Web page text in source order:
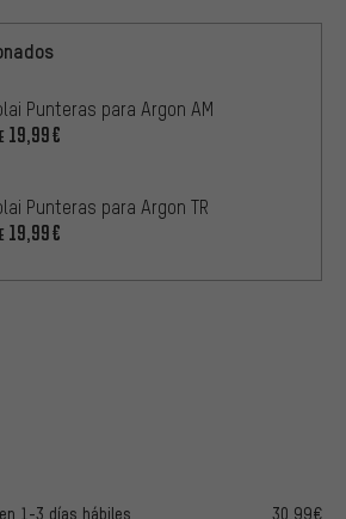
Punteras para Argon AM
19,99€
Punteras para Argon TR
19,99€
1-3 días hábiles 30,99€